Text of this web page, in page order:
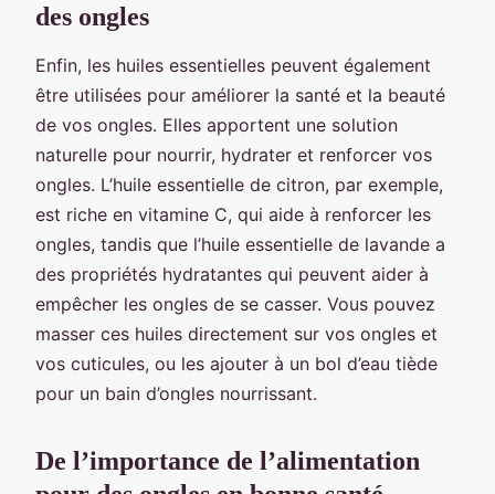
des ongles
Enfin, les huiles essentielles peuvent également
être utilisées pour améliorer la santé et la beauté
de vos ongles. Elles apportent une solution
naturelle pour nourrir, hydrater et renforcer vos
ongles. L’huile essentielle de citron, par exemple,
est riche en vitamine C, qui aide à renforcer les
ongles, tandis que l’huile essentielle de lavande a
des propriétés hydratantes qui peuvent aider à
empêcher les ongles de se casser. Vous pouvez
masser ces huiles directement sur vos ongles et
vos cuticules, ou les ajouter à un bol d’eau tiède
pour un bain d’ongles nourrissant.
De l’importance de l’alimentation